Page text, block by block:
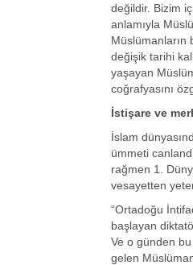
değildir. Bizim
anlamıyla
Müslümanların
değişik tarihi
yaşayan
coğrafyasını
İstişare ve
İslam
ümmeti
rağmen 1.
vesayetten
“Ortadoğu
başlayan
Ve o günden
gelen